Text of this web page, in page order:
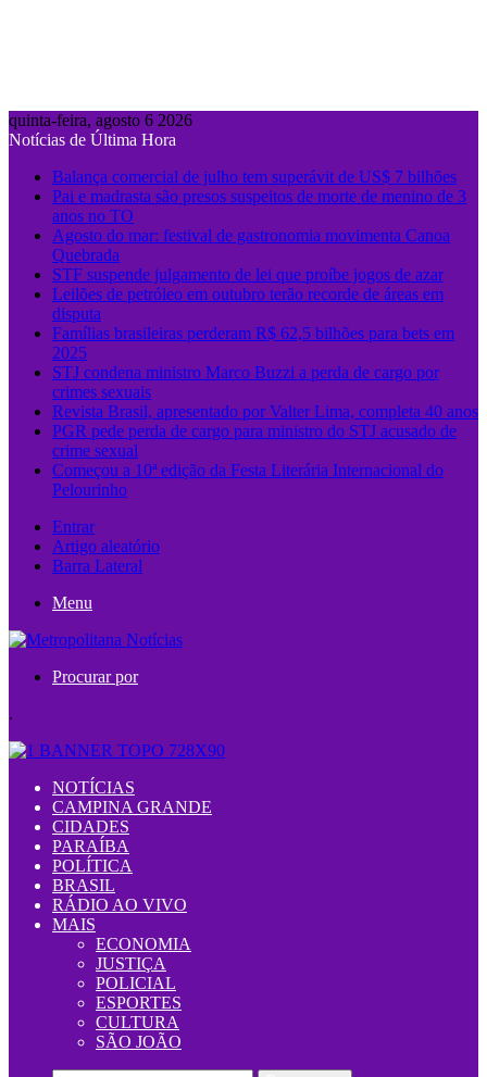
quinta-feira, agosto 6 2026
Notícias de Última Hora
Balança comercial de julho tem superávit de US$ 7 bilhões
Pai e madrasta são presos suspeitos de morte de menino de 3
anos no TO
Agosto do mar: festival de gastronomia movimenta Canoa
Quebrada
STF suspende julgamento de lei que proíbe jogos de azar
Leilões de petróleo em outubro terão recorde de áreas em
disputa
Famílias brasileiras perderam R$ 62,5 bilhões para bets em
2025
STJ condena ministro Marco Buzzi a perda de cargo por
crimes sexuais
Revista Brasil, apresentado por Valter Lima, completa 40 anos
PGR pede perda de cargo para ministro do STJ acusado de
crime sexual
Começou a 10ª edição da Festa Literária Internacional do
Pelourinho
Entrar
Artigo aleatório
Barra Lateral
Menu
Procurar por
.
NOTÍCIAS
CAMPINA GRANDE
CIDADES
PARAÍBA
POLÍTICA
BRASIL
RÁDIO AO VIVO
MAIS
ECONOMIA
JUSTIÇA
POLICIAL
ESPORTES
CULTURA
SÃO JOÃO